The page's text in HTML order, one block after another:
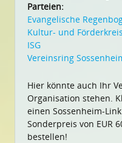
Parteien:
Evangelische
Kultur- und
ISG
Vereinsring
Hier könnte auch Ihr
Organisation stehen.
einen Sossenheim-
Sonderpreis von EUR
bestellen!